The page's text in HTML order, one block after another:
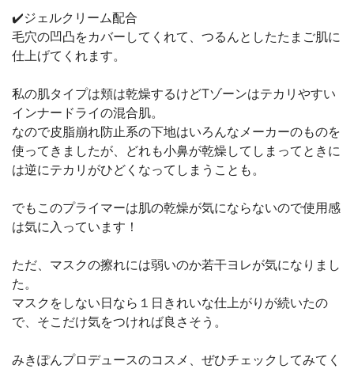
✔️ジェルクリーム配合
毛穴の凹凸をカバーしてくれて、つるんとしたたまご肌に
仕上げてくれます。
私の肌タイプは頬は乾燥するけどTゾーンはテカリやすい
インナードライの混合肌。
なので皮脂崩れ防止系の下地はいろんなメーカーのものを
使ってきましたが、どれも小鼻が乾燥してしまってときに
は逆にテカリがひどくなってしまうことも。
でもこのプライマーは肌の乾燥が気にならないので使用感
は気に入っています！
ただ、マスクの擦れには弱いのか若干ヨレが気になりまし
た。
マスクをしない日なら１日きれいな仕上がりが続いたの
で、そこだけ気をつければ良さそう。
みきぽんプロデュースのコスメ、ぜひチェックしてみてく